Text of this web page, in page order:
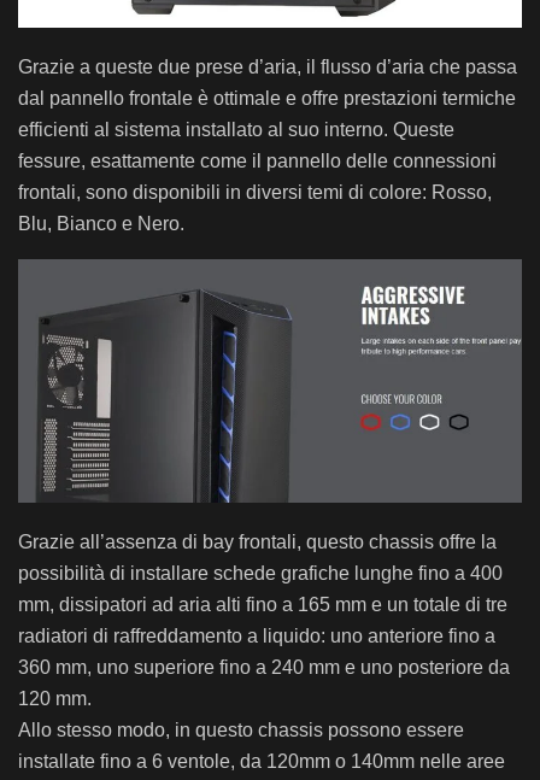
Grazie a queste due prese d’aria, il flusso d’aria che passa
dal pannello frontale è ottimale e offre prestazioni termiche
efficienti al sistema installato al suo interno. Queste
fessure, esattamente come il pannello delle connessioni
frontali, sono disponibili in diversi temi di colore: Rosso,
Blu, Bianco e Nero.
Grazie all’assenza di bay frontali, questo chassis offre la
possibilità di installare schede grafiche lunghe fino a 400
mm, dissipatori ad aria alti fino a 165 mm e un totale di tre
radiatori di raffreddamento a liquido: uno anteriore fino a
360 mm, uno superiore fino a 240 mm e uno posteriore da
120 mm.
Allo stesso modo, in questo chassis possono essere
installate fino a 6 ventole, da 120mm o 140mm nelle aree